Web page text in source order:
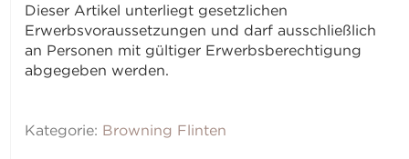
Dieser Artikel unterliegt gesetzlichen
Erwerbsvoraussetzungen und darf ausschließlich
an Personen mit gültiger Erwerbsberechtigung
abgegeben werden.
Kategorie: Browning Flinten